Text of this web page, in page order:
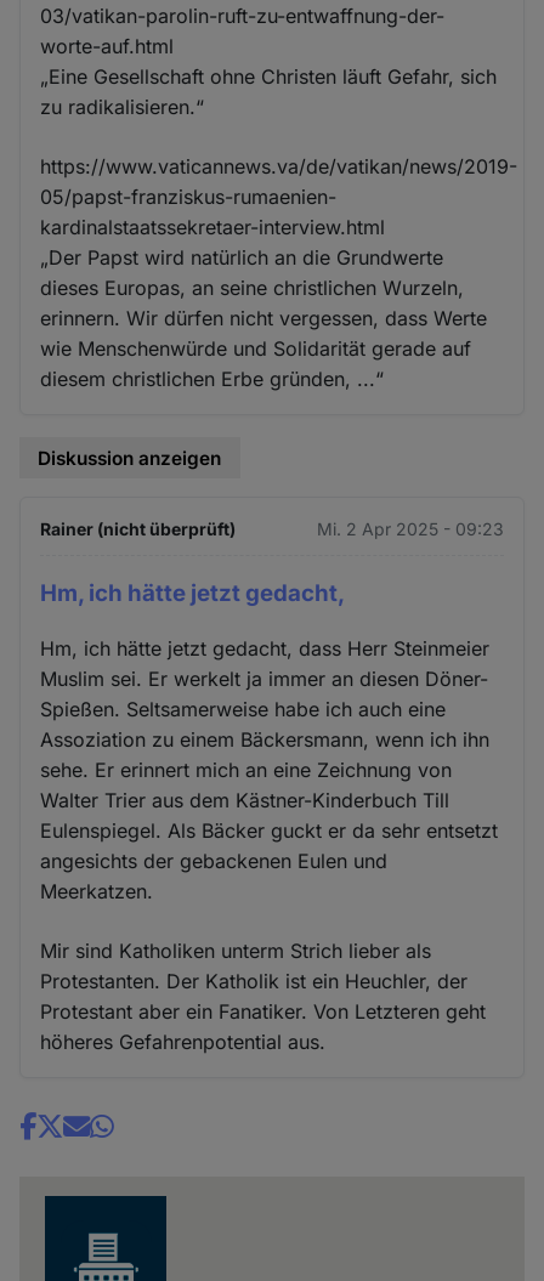
03/vatikan-parolin-ruft-zu-entwaffnung-der-
worte-auf.html
„Eine Gesellschaft ohne Christen läuft Gefahr, sich
zu radikalisieren.“
https://www.vaticannews.va/de/vatikan/news/2019-
05/papst-franziskus-rumaenien-
kardinalstaatssekretaer-interview.html
„Der Papst wird natürlich an die Grundwerte
dieses Europas, an seine christlichen Wurzeln,
erinnern. Wir dürfen nicht vergessen, dass Werte
wie Menschenwürde und Solidarität gerade auf
diesem christlichen Erbe gründen, ...“
Diskussion anzeigen
Rainer (nicht überprüft) Mi. 2 Apr 2025 - 09:23
Hm, ich hätte jetzt gedacht,
Hm, ich hätte jetzt gedacht, dass Herr Steinmeier
Muslim sei. Er werkelt ja immer an diesen Döner-
Spießen. Seltsamerweise habe ich auch eine
Assoziation zu einem Bäckersmann, wenn ich ihn
sehe. Er erinnert mich an eine Zeichnung von
Walter Trier aus dem Kästner-Kinderbuch Till
Eulenspiegel. Als Bäcker guckt er da sehr entsetzt
angesichts der gebackenen Eulen und
Meerkatzen.
Mir sind Katholiken unterm Strich lieber als
Protestanten. Der Katholik ist ein Heuchler, der
Protestant aber ein Fanatiker. Von Letzteren geht
höheres Gefahrenpotential aus.
Share